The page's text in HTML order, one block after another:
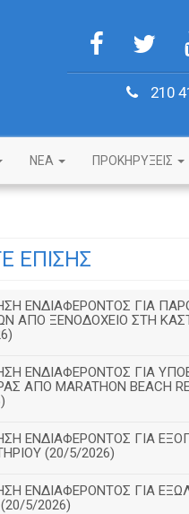
210
NEA ΠΡΟΚΗΡΥΞΕΙΣ
ΕΠΙΣΗΣ
ΕΝΔΙΑΦΕΡΟΝΤΟΣ ΓΙΑ
ΑΠΟ ΞΕΝΟΔΟΧΕΙΟ ΣΤΗ
ΕΝΔΙΑΦΕΡΟΝΤΟΣ ΓΙΑ
ΑΠΟ MARATHON BEACH
ΕΝΔΙΑΦΕΡΟΝΤΟΣ ΓΙΑ
(20/5/2026)
ΕΝΔΙΑΦΕΡΟΝΤΟΣ ΓΙΑ
5/2026)